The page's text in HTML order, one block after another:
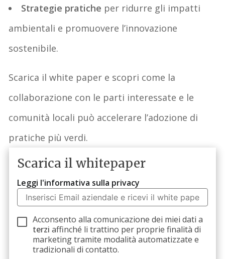
Strategie pratiche per ridurre gli impatti
ambientali e promuovere l’innovazione
sostenibile.
Scarica il white paper e scopri come la
collaborazione con le parti interessate e le
comunità locali può accelerare l’adozione di
pratiche più verdi.
Scarica il whitepaper
Leggi l'informativa sulla privacy
Acconsento alla comunicazione dei miei dati a
terzi affinché li trattino per proprie finalità di
marketing tramite modalità automatizzate e
tradizionali di contatto.